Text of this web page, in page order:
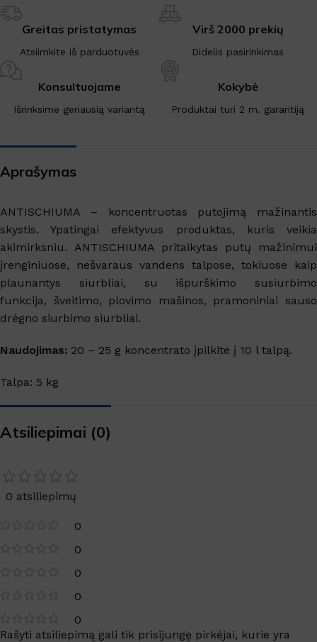
Greitas pristatymas
Atsiimkite iš parduotuvės
Virš 2000 prekių
Didelis pasirinkimas
Konsultuojame
Išrinksime geriausią variantą
Kokybė
Produktai turi 2 m. garantiją
Aprašymas
ANTISCHIUMA – koncentruotas putojimą mažinantis
skystis. Ypatingai efektyvus produktas, kuris veikia
akimirksniu. ANTISCHIUMA pritaikytas putų mažinimui
įrenginiuose, nešvaraus vandens talpose, tokiuose kaip
plaunantys siurbliai, su išpurškimo susiurbimo
funkcija, šveitimo, plovimo mašinos, pramoniniai sauso
drėgno siurbimo siurbliai.
Naudojimas: 20 – 25 g koncentrato įpilkite į 10 l talpą.
Talpa: 5 kg
Atsiliepimai (0)
0 atsiliepimų
0
0
0
0
0
Rašyti atsiliepimą gali tik prisijungę pirkėjai, kurie yra